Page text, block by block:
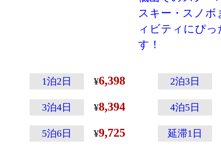
スキー・スノ
ィビティにぴ
す！
山専門メーカ
その温かさと
た高性能ウェア
ウェアの左袖
ップの収納に
1泊2日 6,398 2泊3日
3泊4日 8,394 4泊5日
5泊6日 9,725 延滞1日